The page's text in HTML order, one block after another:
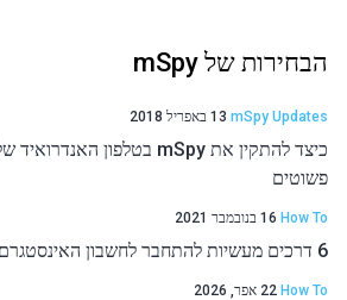
הבחירות של mSpy
mSpy Updates 13 באפריל 2018
פשוטים
How To 16 בנובמבר 2021
6 דרכים מעשיות להתחבר לחשבון האינסטגרם של מישהו
How To 22 אפר, 2026